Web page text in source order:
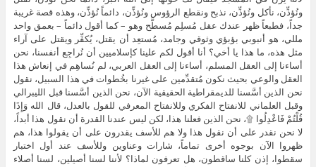
ونُؤذِّن، نأكل ونُؤذِّن، نذبح ونقطع الرؤوس ونُؤذِّن، دائماً نُؤذِّن، وهذه قصة غريبة
جداً، فطبعاً ظهر عندك عقل مُسلِم مُسطَّح وهو – كما أقول دائماً – بعمق واحد
مللي، هو أنبوبي بؤبؤي وثوقي وجامد، مُستعِد أن يقتل، يُكفِّر ويقتل على آراء
مثل هذه، ما هذا يا أخي؟ أنا أقول لكم علينا كإسلاميين أن نُراجِع أنفسنا، نحن
أساءنا إلى العقل المسلم، أساءنا إلى العقل العربي، لم نُساهِم في إنعاش هذا
العقل والوعي بحيث نكون مُتقدِّمين على غيرنا بخُطوات في هذا السبيل، نقول
نحن الذين أسَّسنا للديمقراطية الحقيقية الآن، نحن الذين أسَّسنا قبل الليبرالي
وقبل العلماني للانفتاح الفكري وللانفتاح المعرفي للقول بالعدل، قال الله وَإِذَا
قُلْتُمْ فَاعْدِلُوا ۩، نحن الذين فعلنا هذا، لكن ليس عندنا القدرة أن نقول هذا أبداً،
لا نحن نقدر على أن نقول هذا ولا هم للأسف يقدرون على أن يقولوا هذا، هم
ظهروا الآن بوجوه أخرى تماماً، شارات وعناوين وللأسف عند أول اختبار
سقطوا، إذن كلنا ساقطون، هل تعرفون لماذا؟ لأننا لسنا أصيلين، لسنا أصلاء